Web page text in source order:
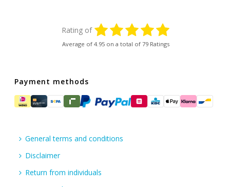
Rating of
Average of 4.95 on a total of 79 Ratings
Payment methods
General terms and conditions
Disclaimer
Return from individuals